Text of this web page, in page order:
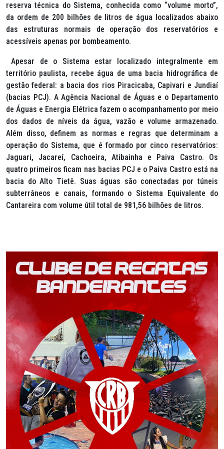
reserva técnica do Sistema, conhecida como “volume morto”,
da ordem de 200 bilhões de litros de água localizados abaixo
das estruturas normais de operação dos reservatórios e
acessíveis apenas por bombeamento.
Apesar de o Sistema estar localizado integralmente em
território paulista, recebe água de uma bacia hidrográfica de
gestão federal: a bacia dos rios Piracicaba, Capivari e Jundiaí
(bacias PCJ). A Agência Nacional de Águas e o Departamento
de Águas e Energia Elétrica fazem o acompanhamento por meio
dos dados de níveis da água, vazão e volume armazenado.
Além disso, definem as normas e regras que determinam a
operação do Sistema, que é formado por cinco reservatórios:
Jaguari, Jacareí, Cachoeira, Atibainha e Paiva Castro. Os
quatro primeiros ficam nas bacias PCJ e o Paiva Castro está na
bacia do Alto Tietê. Suas águas são conectadas por túneis
subterrâneos e canais, formando o Sistema Equivalente do
Cantareira com volume útil total de 981,56 bilhões de litros.